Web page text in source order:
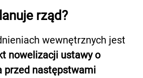
rząd?
wewnętrznych jest
nowelizacji ustawy o
przed następstwami